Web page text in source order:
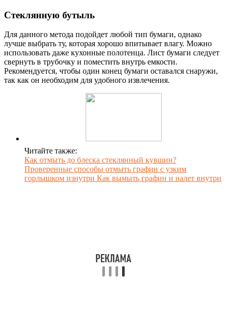
Стеклянную бутыль
Для данного метода подойдет любой тип бумаги, однако
лучше выбрать ту, которая хорошо впитывает влагу. Можно
использовать даже кухонные полотенца. Лист бумаги следует
свернуть в трубочку и поместить внутрь емкости.
Рекомендуется, чтобы один конец бумаги оставался снаружи,
так как он необходим для удобного извлечения.
Читайте также:
Как отмыть до блеска стеклянный кувшин?
Проверенные способы отмыть графин с узким
горлышком изнутри Как вымыть графин и налет внутри